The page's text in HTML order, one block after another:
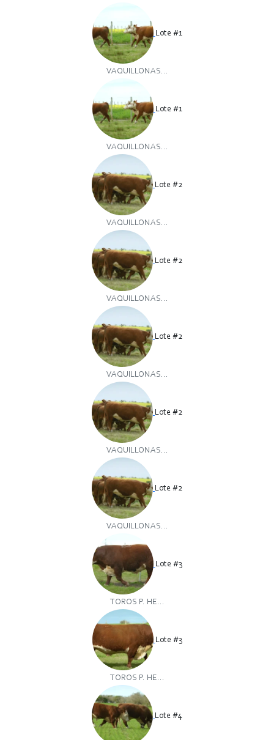
Lote #1
VAQUILLONAS...
Lote #1
VAQUILLONAS...
Lote #2
VAQUILLONAS...
Lote #2
VAQUILLONAS...
Lote #2
VAQUILLONAS...
Lote #2
VAQUILLONAS...
Lote #2
VAQUILLONAS...
Lote #3
TOROS P. HE...
Lote #3
TOROS P. HE...
Lote #4